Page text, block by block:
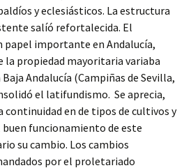
y eclesiásticos. La estructura
salíó refortalecida. El
papel importante en Andalucía,
la propiedad mayoritaria variaba
Andalucía (Campiñas de Sevilla,
el latifundismo. Se aprecia,
continuidad en de tipos de cultivos y
buen funcionamiento de este
su cambio. Los cambios
por el proletariado